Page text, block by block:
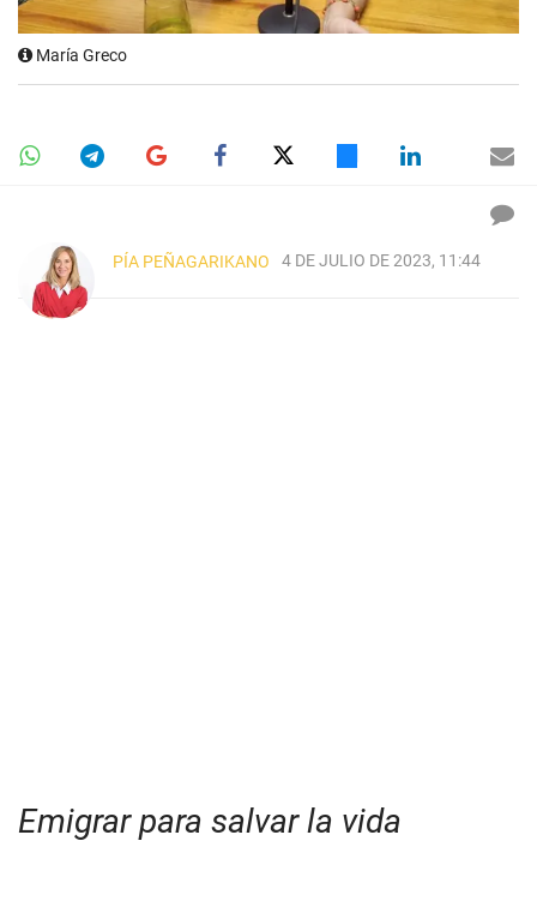
María Greco
PÍA PEÑAGARIKANO 4 DE JULIO DE 2023, 11:44
Emigrar para salvar la vida